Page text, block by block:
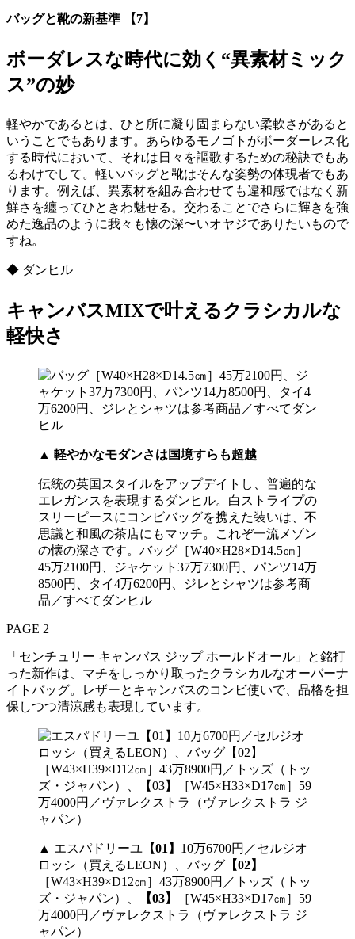
バッグと靴の新基準 【7】
ボーダレスな時代に効く“異素材ミック
ス”の妙
軽やかであるとは、ひと所に凝り固まらない柔軟さがあると
いうことでもあります。あらゆるモノゴトがボーダーレス化
する時代において、それは日々を謳歌するための秘訣でもあ
るわけでして。軽いバッグと靴はそんな姿勢の体現者でもあ
ります。例えば、異素材を組み合わせても違和感ではなく新
鮮さを纏ってひときわ魅せる。交わることでさらに輝きを強
めた逸品のように我々も懐の深〜いオヤジでありたいもので
すね。
◆ ダンヒル
キャンバスMIXで叶えるクラシカルな
軽快さ
▲ 軽やかなモダンさは国境すらも超越
伝統の英国スタイルをアップデイトし、普遍的な
エレガンスを表現するダンヒル。白ストライプの
スリーピースにコンビバッグを携えた装いは、不
思議と和風の茶店にもマッチ。これぞ一流メゾン
の懐の深さです。バッグ［W40×H28×D14.5㎝］
45万2100円、ジャケット37万7300円、パンツ14万
8500円、タイ4万6200円、ジレとシャツは参考商
品／すべてダンヒル
PAGE 2
「センチュリー キャンバス ジップ ホールドオール」と銘打
った新作は、マチをしっかり取ったクラシカルなオーバーナ
イトバッグ。レザーとキャンバスのコンビ使いで、品格を担
保しつつ清涼感も表現しています。
▲ エスパドリーユ 【01】 10万6700円／セルジオ
ロッシ（買えるLEON）、バッグ 【02】
［W43×H39×D12㎝］43万8900円／トッズ（トッ
ズ・ジャパン）、
【03】
［W45×H33×D17㎝］59
万4000円／ヴァレクストラ（ヴァレクストラ ジ
ャパン）